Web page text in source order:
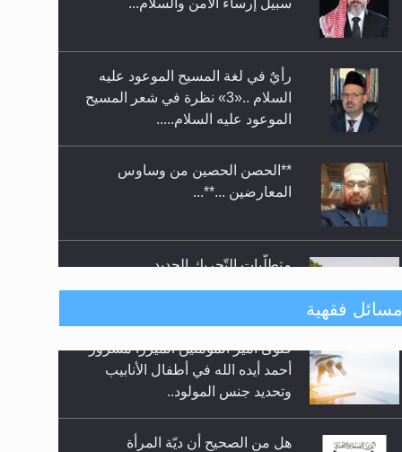
رأيٌ في لغة المسيح الموعود عليه
الموعود عليه السلام.....
**الحصن الحصين من وساوس
المعارضين ...**...
متطلَّبات التّحريك الجديد...
رأيٌ في لغة المسيح الموعود عليه
الهجرة: بحث عن الأمن والسلام في
مسائل فقهية
هل من الصحيح أن ديّة المرأة
المقتولة تساوي نصف ديّة الرجل
المقتول؟